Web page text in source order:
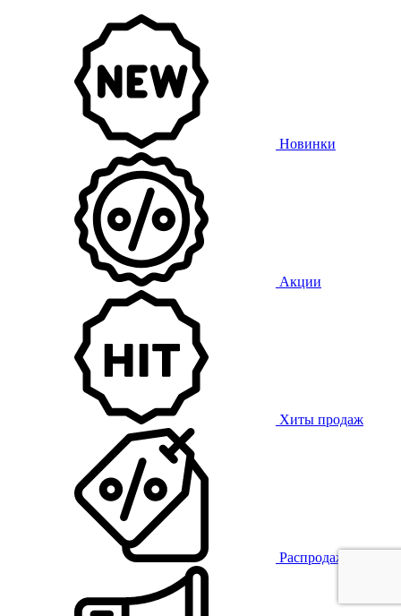
Новинки
Акции
Хиты продаж
Распродажа